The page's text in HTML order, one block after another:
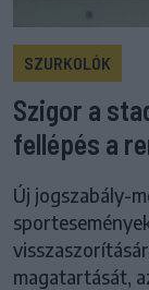
SZURKOLÓK
Szigor a
fellépés a
Új jogszabály-
magatartását,